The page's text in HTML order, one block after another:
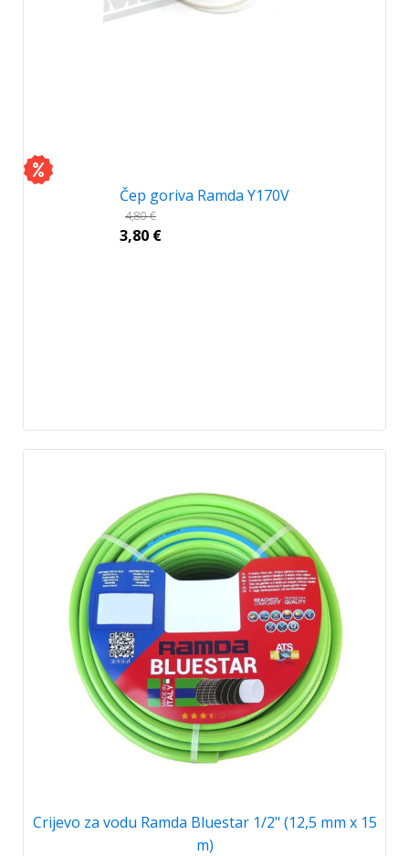
Čep goriva Ramda Y170V
4,80€
3,80 €
Crijevo za vodu Ramda Bluestar 1/2" (12,5 mm x 15
m)